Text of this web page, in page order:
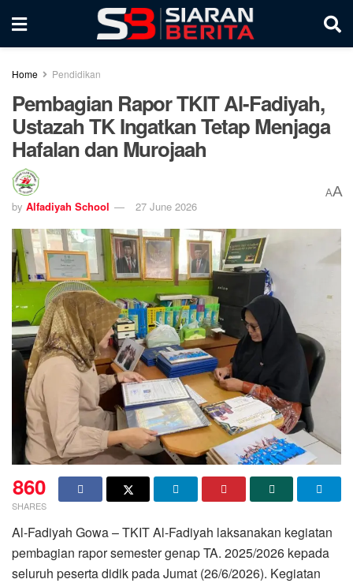
Home Pendidikan
Pembagian Rapor TKIT Al-Fadiyah,
Ustazah TK Ingatkan Tetap Menjaga
Hafalan dan Murojaah
by Alfadiyah School 27 June 2026
AA
860
SHARES
Al-Fadiyah Gowa – TKIT Al-Fadiyah laksanakan kegiatan
pembagian rapor semester genap TA. 2025/2026 kepada
seluruh peserta didik pada Jumat (26/6/2026). Kegiatan